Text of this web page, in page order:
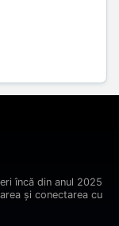
încă din anul 2025
și conectarea cu